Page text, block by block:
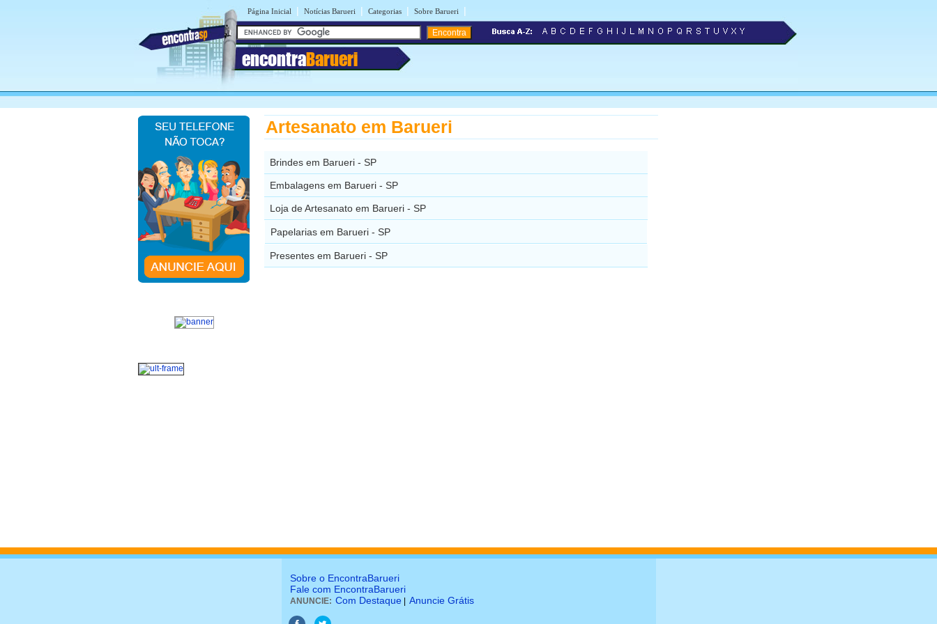
Página Inicial | Notícias Barueri | Categorias | Sobre Barueri |
encontraBarueri
Artesanato em Barueri
Brindes em Barueri - SP
Embalagens em Barueri - SP
Loja de Artesanato em Barueri - SP
Papelarias em Barueri - SP
Presentes em Barueri - SP
Sobre o EncontraBarueri
Fale com EncontraBarueri
ANUNCIE: Com Destaque Anuncie Grátis